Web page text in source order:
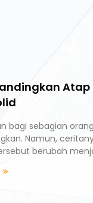
Atap
bagi sebagian
Namun,
berubah
»